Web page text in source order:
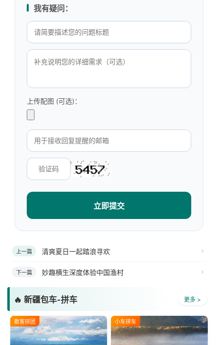
我有疑问：
上传配图 (可选)：
立即提交
上一篇 清爽夏日一起踏浪寻欢
下一篇 妙趣横生深度体验中国渔村
🔥 新疆包车-拼车 更多 >
散客拼团 小车拼车